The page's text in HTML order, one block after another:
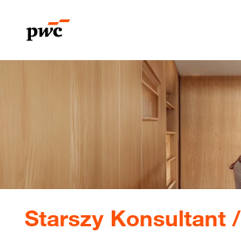
Starszy Konsultant /